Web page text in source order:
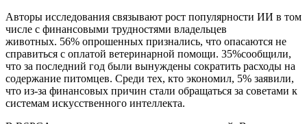
Авторы исследования связывают рост популярности ИИ в том
числе с финансовыми трудностями владельцев
животных. 56% опрошенных признались, что опасаются не
справиться с оплатой ветеринарной помощи. 35%сообщили,
что за последний год были вынуждены сократить расходы на
содержание питомцев. Среди тех, кто экономил, 5% заявили,
что из-за финансовых причин стали обращаться за советами к
системам искусственного интеллекта.